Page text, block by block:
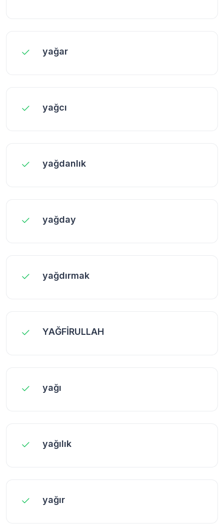
yağar
yağcı
yağdanlık
yağday
yağdırmak
YAĞFİRULLAH
yağı
yağılık
yağır